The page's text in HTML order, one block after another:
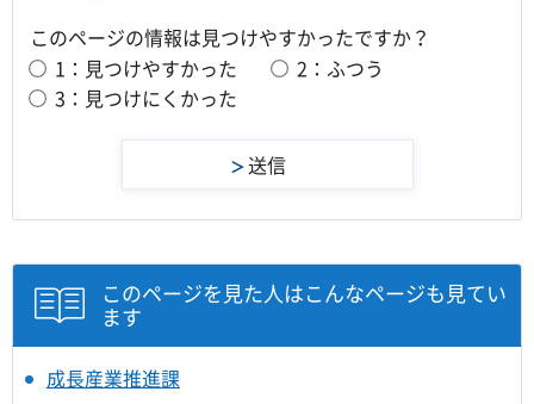
このページの情報は見つけやすかったですか？
1：見つけやすかった
2：ふつう
3：見つけにくかった
このページを見た人はこんなページも見てい
ます
成長産業推進課